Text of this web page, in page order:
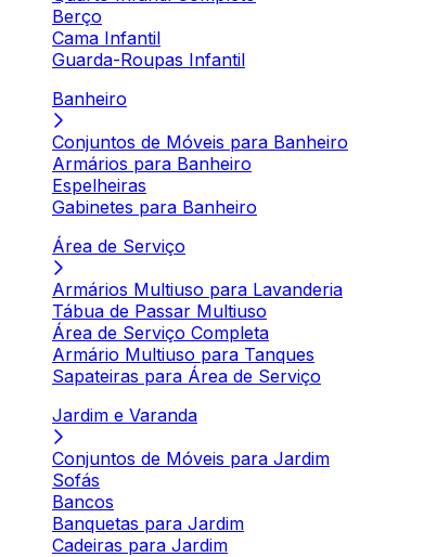
Berço
Cama Infantil
Guarda-Roupas Infantil
Banheiro
Conjuntos de Móveis para Banheiro
Armários para Banheiro
Espelheiras
Gabinetes para Banheiro
Área de Serviço
Armários Multiuso para Lavanderia
Tábua de Passar Multiuso
Área de Serviço Completa
Armário Multiuso para Tanques
Sapateiras para Área de Serviço
Jardim e Varanda
Conjuntos de Móveis para Jardim
Sofás
Bancos
Banquetas para Jardim
Cadeiras para Jardim